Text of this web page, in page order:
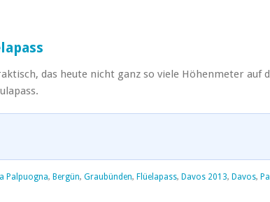
das heute nicht ganz so viele Höhenmeter auf
Palpuogna, Bergün, Graubünden, Flüelapass, Davos 2013, Davos,